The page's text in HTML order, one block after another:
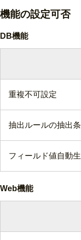
機能の設定可否
DB機能
重複不可設定
抽出ルールの抽出
フィールド値自動
Web機能